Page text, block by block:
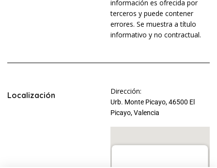
información es ofrecida por
terceros y puede contener
errores. Se muestra a título
informativo y no contractual.
Localización Dirección:
Urb. Monte Picayo, 46500 El
Picayo, Valencia